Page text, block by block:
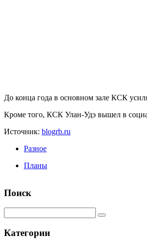
До конца года в основном зале КСК
Кроме того, КСК Улан-Удэ вышел в
Источник: blogrb.ru
Разное
Планы
Поиск
Категории